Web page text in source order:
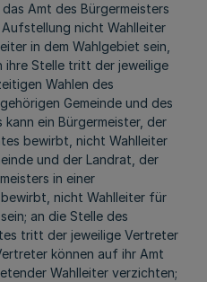
Amt des Bürgermeisters
nicht Wahlleiter
in dem Wahlgebiet sein,
ihre Stelle tritt der jeweilige
Wahlen des
Gemeinde und des
ein Bürgermeister, der
bewirbt, nicht Wahlleiter
und der Landrat, der
in einer
nicht Wahlleiter für
an die Stelle des
tritt der jeweilige Vertreter
können auf ihr Amt
Wahlleiter verzichten;